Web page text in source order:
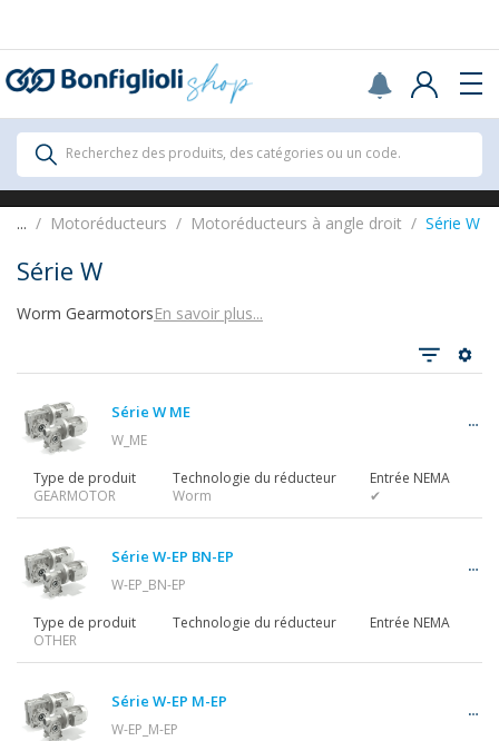
acquistare online.
USA
Continue
All Products
All Products
Réducteurs
Motoréducteurs
Motors
Variateurs
Recherchez des produits, des catégories ou un code.
... Motoréducteurs Motoréducteurs à angle droit Série W
Série W
Worm GearmotorsEn savoir plus...
Série W ME
W_ME
Type de produit
GEARMOTOR
Technologie du réducteur
Worm
Entrée NEMA
✔
Série W-EP BN-EP
W-EP_BN-EP
Type de produit
OTHER
Technologie du réducteur Entrée NEMA
Série W-EP M-EP
W-EP_M-EP